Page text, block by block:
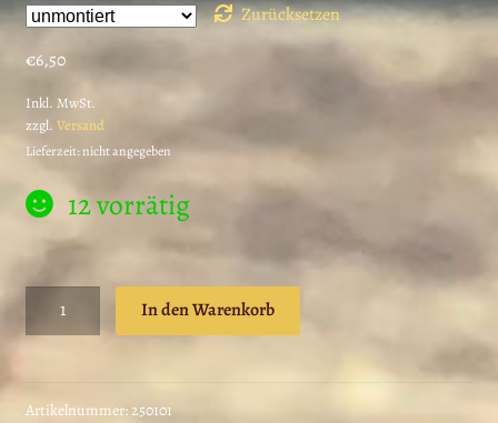
Zurücksetzen
€6,50
Inkl. MwSt.
zzgl. Versand
Lieferzeit: nicht angegeben
12 vorrätig
Stempel
-
In den Warenkorb
Artikelnummer: 250101